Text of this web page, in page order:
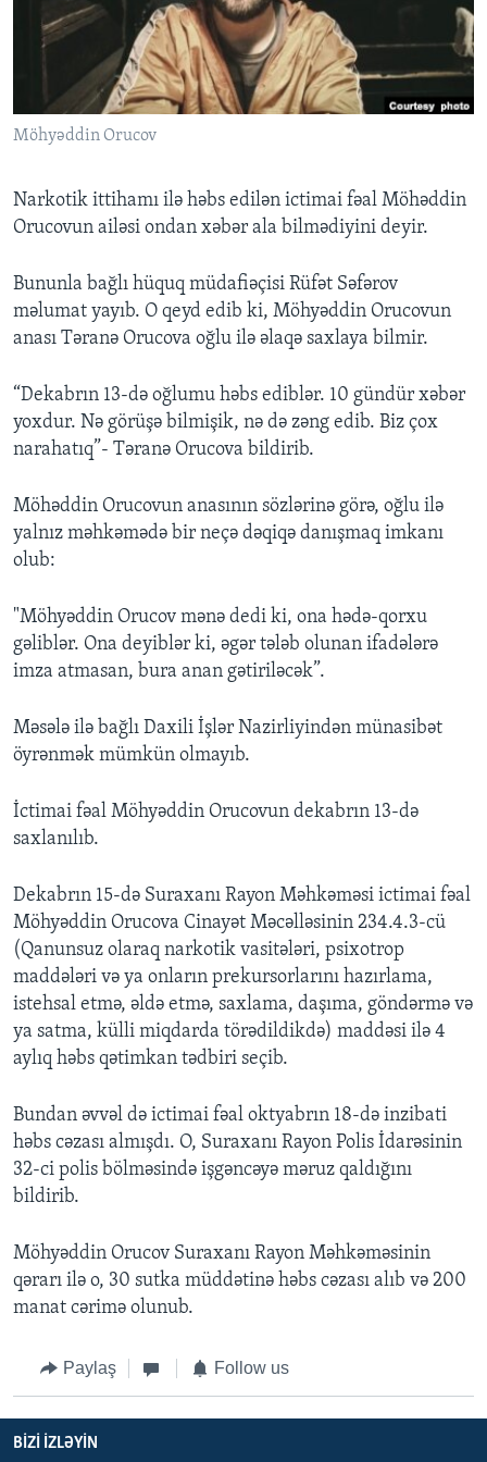
Möhyəddin Orucov
Narkotik ittihamı ilə həbs edilən ictimai fəal Möhəddin
Orucovun ailəsi ondan xəbər ala bilmədiyini deyir.
Bununla bağlı hüquq müdafiəçisi Rüfət Səfərov
məlumat yayıb. O qeyd edib ki, Möhyəddin Orucovun
anası Təranə Orucova oğlu ilə əlaqə saxlaya bilmir.
“Dekabrın 13-də oğlumu həbs ediblər. 10 gündür xəbər
yoxdur. Nə görüşə bilmişik, nə də zəng edib. Biz çox
narahatıq”- Təranə Orucova bildirib.
Möhəddin Orucovun anasının sözlərinə görə, oğlu ilə
yalnız məhkəmədə bir neçə dəqiqə danışmaq imkanı
olub:
"Möhyəddin Orucov mənə dedi ki, ona hədə-qorxu
gəliblər. Ona deyiblər ki, əgər tələb olunan ifadələrə
imza atmasan, bura anan gətiriləcək”.
Məsələ ilə bağlı Daxili İşlər Nazirliyindən münasibət
öyrənmək mümkün olmayıb.
İctimai fəal Möhyəddin Orucovun dekabrın 13-də
saxlanılıb.
Dekabrın 15-də Suraxanı Rayon Məhkəməsi ictimai fəal
Möhyəddin Orucova Cinayət Məcəlləsinin 234.4.3-cü
(Qanunsuz olaraq narkotik vasitələri, psixotrop
maddələri və ya onların prekursorlarını hazırlama,
istehsal etmə, əldə etmə, saxlama, daşıma, göndərmə və
ya satma, külli miqdarda törədildikdə) maddəsi ilə 4
aylıq həbs qətimkan tədbiri seçib.
Bundan əvvəl də ictimai fəal oktyabrın 18-də inzibati
həbs cəzası almışdı. O, Suraxanı Rayon Polis İdarəsinin
32-ci polis bölməsində işgəncəyə məruz qaldığını
bildirib.
Möhyəddin Orucov Suraxanı Rayon Məhkəməsinin
qərarı ilə o, 30 sutka müddətinə həbs cəzası alıb və 200
manat cərimə olunub.
Paylaş Follow us
BIZI IZLƏYIN